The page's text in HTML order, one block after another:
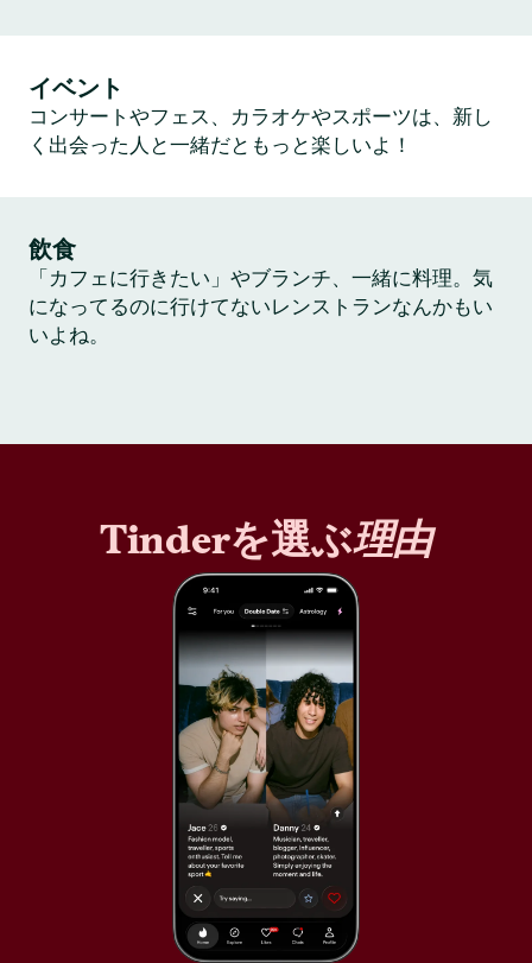
イベント
コンサートやフェス、カラオケやスポーツは、新し
く出会った人と一緒だともっと楽しいよ！
飲食
「カフェに行きたい」やブランチ、一緒に料理。気
になってるのに行けてないレンストランなんかもい
いよね。
Tinderを選ぶ理由